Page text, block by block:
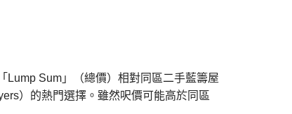
Lump Sum」（總價）相對同區二手藍籌屋
）的熱門選擇。雖然呎價可能高於同區